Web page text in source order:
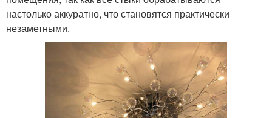
настолько аккуратно, что становятся практически
незаметными.